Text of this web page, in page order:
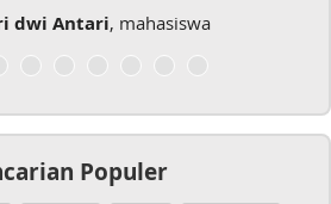
Antari, mahasiswa
Populer